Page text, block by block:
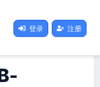
登录 注册